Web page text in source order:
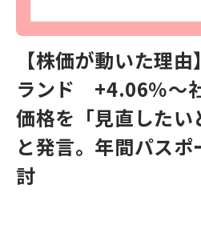
【株価が動いた理
ランド +4.06％～
価格を「見直したい
と発言。年間パス
討